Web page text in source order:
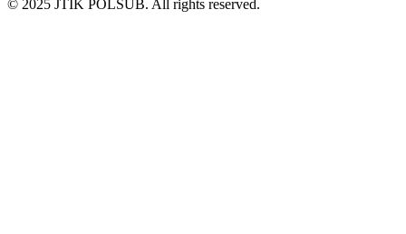
© 2025 JTIK POLSUB. All rights reserved.